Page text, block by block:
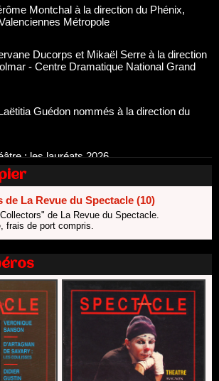
Ducorps et Mikaël Serre à la direction
- Centre Dramatique National Grand
Guédon nommés à la direction du
: les lauréats 2026
Écrire pour le cirque, les lauréats 2026 !
SACD 2026
Fonds Grandes Formes Théâtre 2026
Garraud et Olivier Saccomano à la
de Gennevilliers - CDN
d'espaces : les lauréats 2026
La Revue du Spectacle (10)
de La Revue du Spectacle.
frais de port compris.